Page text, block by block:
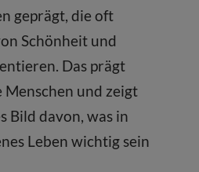
geprägt, die oft
Schönheit und
Das prägt
Menschen und zeigt
Bild davon, was in
Leben wichtig sein